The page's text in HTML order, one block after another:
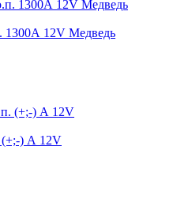
1300А 12V Медведь
(+;-) А 12V